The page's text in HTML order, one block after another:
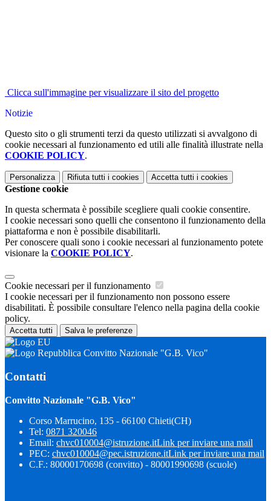
Clicca sull'immagine per visualizzare il sito del progetto
Notizie
Questo sito o gli strumenti terzi da questo utilizzati si avvalgono di
cookie necessari al funzionamento ed utili alle finalità illustrate nella
COOKIE POLICY.
Personalizza Rifiuta tutti i cookies Accetta tutti i cookies
Gestione cookie
In questa schermata è possibile scegliere quali cookie consentire.
I cookie necessari sono quelli che consentono il funzionamento della
piattaforma e non è possibile disabilitarli.
Per conoscere quali sono i cookie necessari al funzionamento potete
visionare la COOKIE POLICY.
Cookie necessari per il funzionamento
I cookie necessari per il funzionamento non possono essere
disabilitati. È possibile consultare l'elenco nella pagina della cookie
policy.
Accetta tutti Salva le preferenze
Convitto Nazionale "G.B. Vico"
Contatti
Convitto Nazionale "G.B. Vico"
Corso Marrucino, 135 - 66100 Chieti(CH)
Tel: 0871 320046
Email: chvc010004@istruzione.itLink per inviare una mail
PEC: chvc010004@pec.istruzione.itLink per inviare una mail
C.F.: 80000170698 (convitto) - 80001990698 (scuole)